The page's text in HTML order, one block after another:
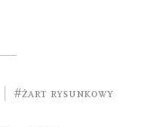
#żart rysunkowy